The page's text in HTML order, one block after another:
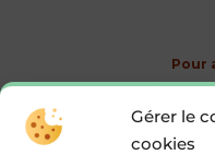
Gérer le
cookies
Pour